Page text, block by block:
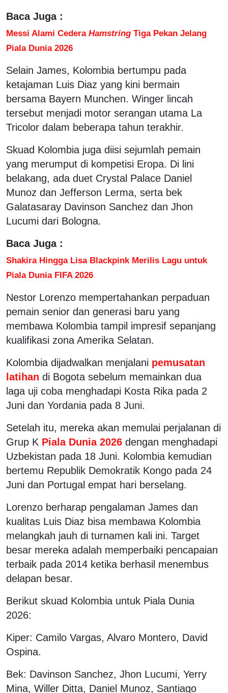
Baca Juga :
Messi Alami Cedera Hamstring Tiga Pekan Jelang
Piala Dunia 2026
Selain James, Kolombia bertumpu pada
ketajaman Luis Diaz yang kini bermain
bersama Bayern Munchen. Winger lincah
tersebut menjadi motor serangan utama La
Tricolor dalam beberapa tahun terakhir.
Skuad Kolombia juga diisi sejumlah pemain
yang merumput di kompetisi Eropa. Di lini
belakang, ada duet Crystal Palace Daniel
Munoz dan Jefferson Lerma, serta bek
Galatasaray Davinson Sanchez dan Jhon
Lucumi dari Bologna.
Baca Juga :
Shakira Hingga Lisa Blackpink Merilis Lagu untuk
Piala Dunia FIFA 2026
Nestor Lorenzo mempertahankan perpaduan
pemain senior dan generasi baru yang
membawa Kolombia tampil impresif sepanjang
kualifikasi zona Amerika Selatan.
Kolombia dijadwalkan menjalani pemusatan
latihan di Bogota sebelum memainkan dua
laga uji coba menghadapi Kosta Rika pada 2
Juni dan Yordania pada 8 Juni.
Setelah itu, mereka akan memulai perjalanan di
Grup K Piala Dunia 2026 dengan menghadapi
Uzbekistan pada 18 Juni. Kolombia kemudian
bertemu Republik Demokratik Kongo pada 24
Juni dan Portugal empat hari berselang.
Lorenzo berharap pengalaman James dan
kualitas Luis Diaz bisa membawa Kolombia
melangkah jauh di turnamen kali ini. Target
besar mereka adalah memperbaiki pencapaian
terbaik pada 2014 ketika berhasil menembus
delapan besar.
Berikut skuad Kolombia untuk Piala Dunia
2026:
Kiper: Camilo Vargas, Alvaro Montero, David
Ospina.
Bek: Davinson Sanchez, Jhon Lucumi, Yerry
Mina, Willer Ditta, Daniel Munoz, Santiago